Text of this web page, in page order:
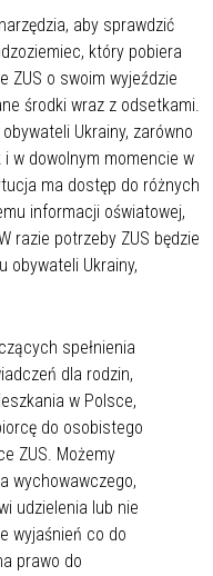
aby sprawdzić
który pobiera
ZUS o swoim wyjeździe
środki wraz z odsetkami.
Ukrainy, zarówno
w dowolnym momencie w
ma dostęp do różnych
informacji oświatowej,
razie potrzeby ZUS będzie
obywateli Ukrainy,
spełnienia
dla rodzin,
w Polsce,
do osobistego
ZUS. Możemy
wychowawczego,
udzielenia lub nie
wyjaśnień co do
prawo do